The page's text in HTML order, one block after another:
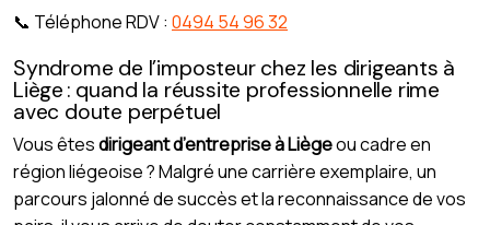
📞 Téléphone RDV : 0494 54 96 32
Syndrome de l’imposteur chez les dirigeants à
Liège : quand la réussite professionnelle rime
avec doute perpétuel
Vous êtesdirigeant d’entreprise à Liègeou cadre en
région liégeoise ? Malgré une carrière exemplaire, un
parcours jalonné de succès et la reconnaissance de vos